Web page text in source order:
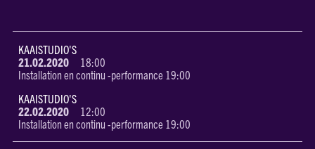
KAAISTUDIO'S
21.02.2020 18:00
Installation en continu -performance 19:00
KAAISTUDIO'S
22.02.2020 12:00
Installation en continu -performance 19:00